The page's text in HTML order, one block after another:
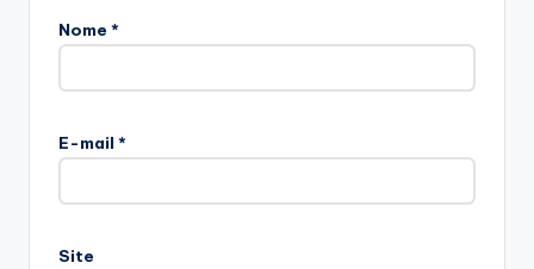
Nome *
E-mail *
Site